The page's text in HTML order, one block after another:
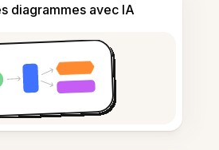
diagrammes avec IA